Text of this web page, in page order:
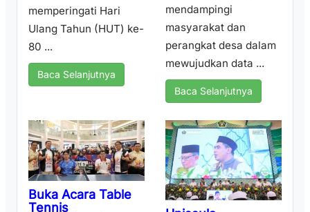
memperingati Hari
Ulang Tahun (HUT) ke-
80 ...
Baca Selanjutnya
mendampingi
masyarakat dan
perangkat desa dalam
mewujudkan data ...
Baca Selanjutnya
Buka Acara Table
Tennis